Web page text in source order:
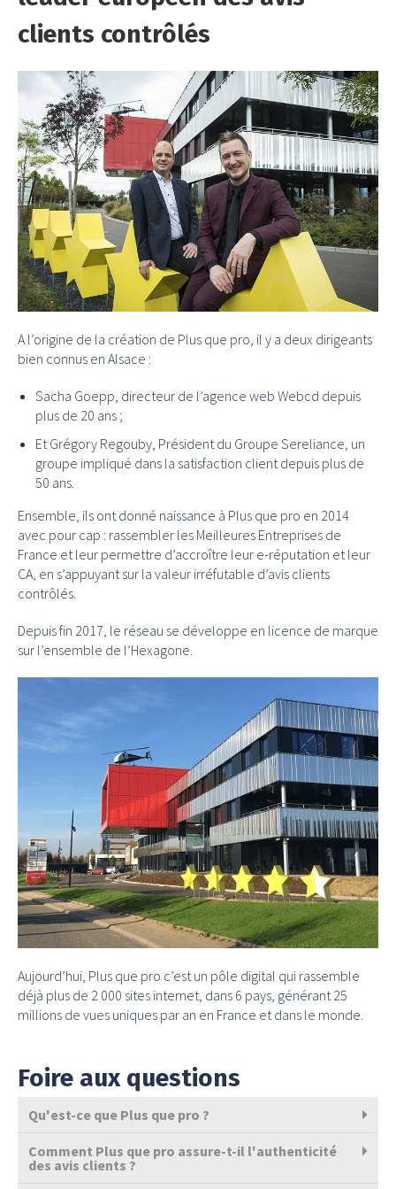
clients contrôlés
A l’origine de la création de Plus que pro, il y a deux dirigeants
bien connus en Alsace :
Sacha Goepp, directeur de l’agence web Webcd depuis
plus de 20 ans ;
Et Grégory Regouby, Président du Groupe Sereliance, un
groupe impliqué dans la satisfaction client depuis plus de
50 ans.
Ensemble, ils ont donné naissance à Plus que pro en 2014
avec pour cap : rassembler les Meilleures Entreprises de
France et leur permettre d’accroître leur e-réputation et leur
CA, en s’appuyant sur la valeur irréfutable d’avis clients
contrôlés.
Depuis fin 2017, le réseau se développe en licence de marque
sur l’ensemble de l’Hexagone.
Aujourd’hui, Plus que pro c’est un pôle digital qui rassemble
déjà plus de 2 000 sites internet, dans 6 pays, générant 25
millions de vues uniques par an en France et dans le monde.
Foire aux questions
Qu'est-ce que Plus que pro ?
Comment Plus que pro assure-t-il l'authenticité
des avis clients ?